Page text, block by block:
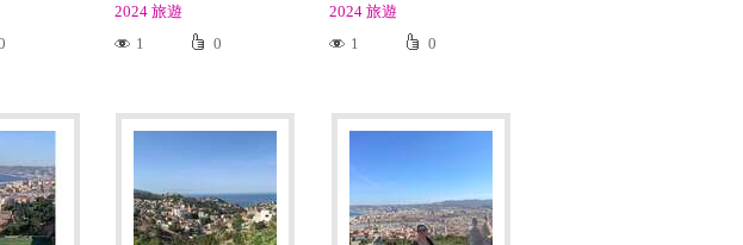
2024 旅遊
1
0
2024 旅遊
1
0